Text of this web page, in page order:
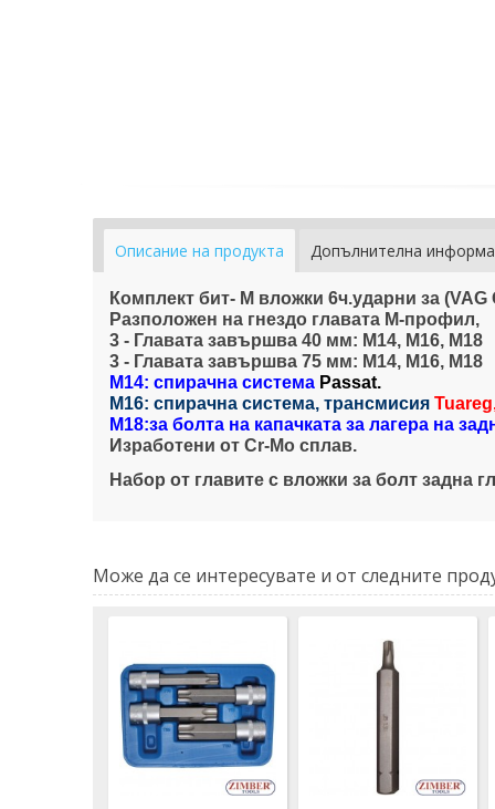
Описание на продукта Допълнителна
Комплект бит- M вложки 6ч.ударни за
Разположен на гнездо главата M-профил,
3 - Главата завършва 40 мм: M14, M16, M18
3 - Главата завършва 75 мм: M14, M16, M18
M14: спирачна система Passat.
M16: спирачна система, трансмисия
M18:за болта на капачката за лагера на
Изработени от Cr-Mo сплав.
Набор от главите с вложки за болт задна
Може да се интересувате и от следните